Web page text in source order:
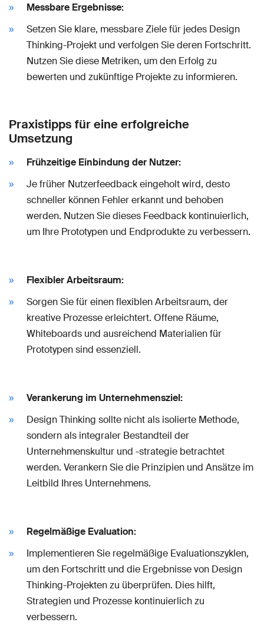
Messbare Ergebnisse:
Setzen Sie klare, messbare Ziele für jedes Design
Thinking-Projekt und verfolgen Sie deren Fortschritt.
Nutzen Sie diese Metriken, um den Erfolg zu
bewerten und zukünftige Projekte zu informieren.
Praxistipps für eine erfolgreiche
Umsetzung
Frühzeitige Einbindung der Nutzer:
Je früher Nutzerfeedback eingeholt wird, desto
schneller können Fehler erkannt und behoben
werden. Nutzen Sie dieses Feedback kontinuierlich,
um Ihre Prototypen und Endprodukte zu verbessern.
Flexibler Arbeitsraum:
Sorgen Sie für einen flexiblen Arbeitsraum, der
kreative Prozesse erleichtert. Offene Räume,
Whiteboards und ausreichend Materialien für
Prototypen sind essenziell.
Verankerung im Unternehmensziel:
Design Thinking sollte nicht als isolierte Methode,
sondern als integraler Bestandteil der
Unternehmenskultur und -strategie betrachtet
werden. Verankern Sie die Prinzipien und Ansätze im
Leitbild Ihres Unternehmens.
Regelmäßige Evaluation:
Implementieren Sie regelmäßige Evaluationszyklen,
um den Fortschritt und die Ergebnisse von Design
Thinking-Projekten zu überprüfen. Dies hilft,
Strategien und Prozesse kontinuierlich zu
verbessern.